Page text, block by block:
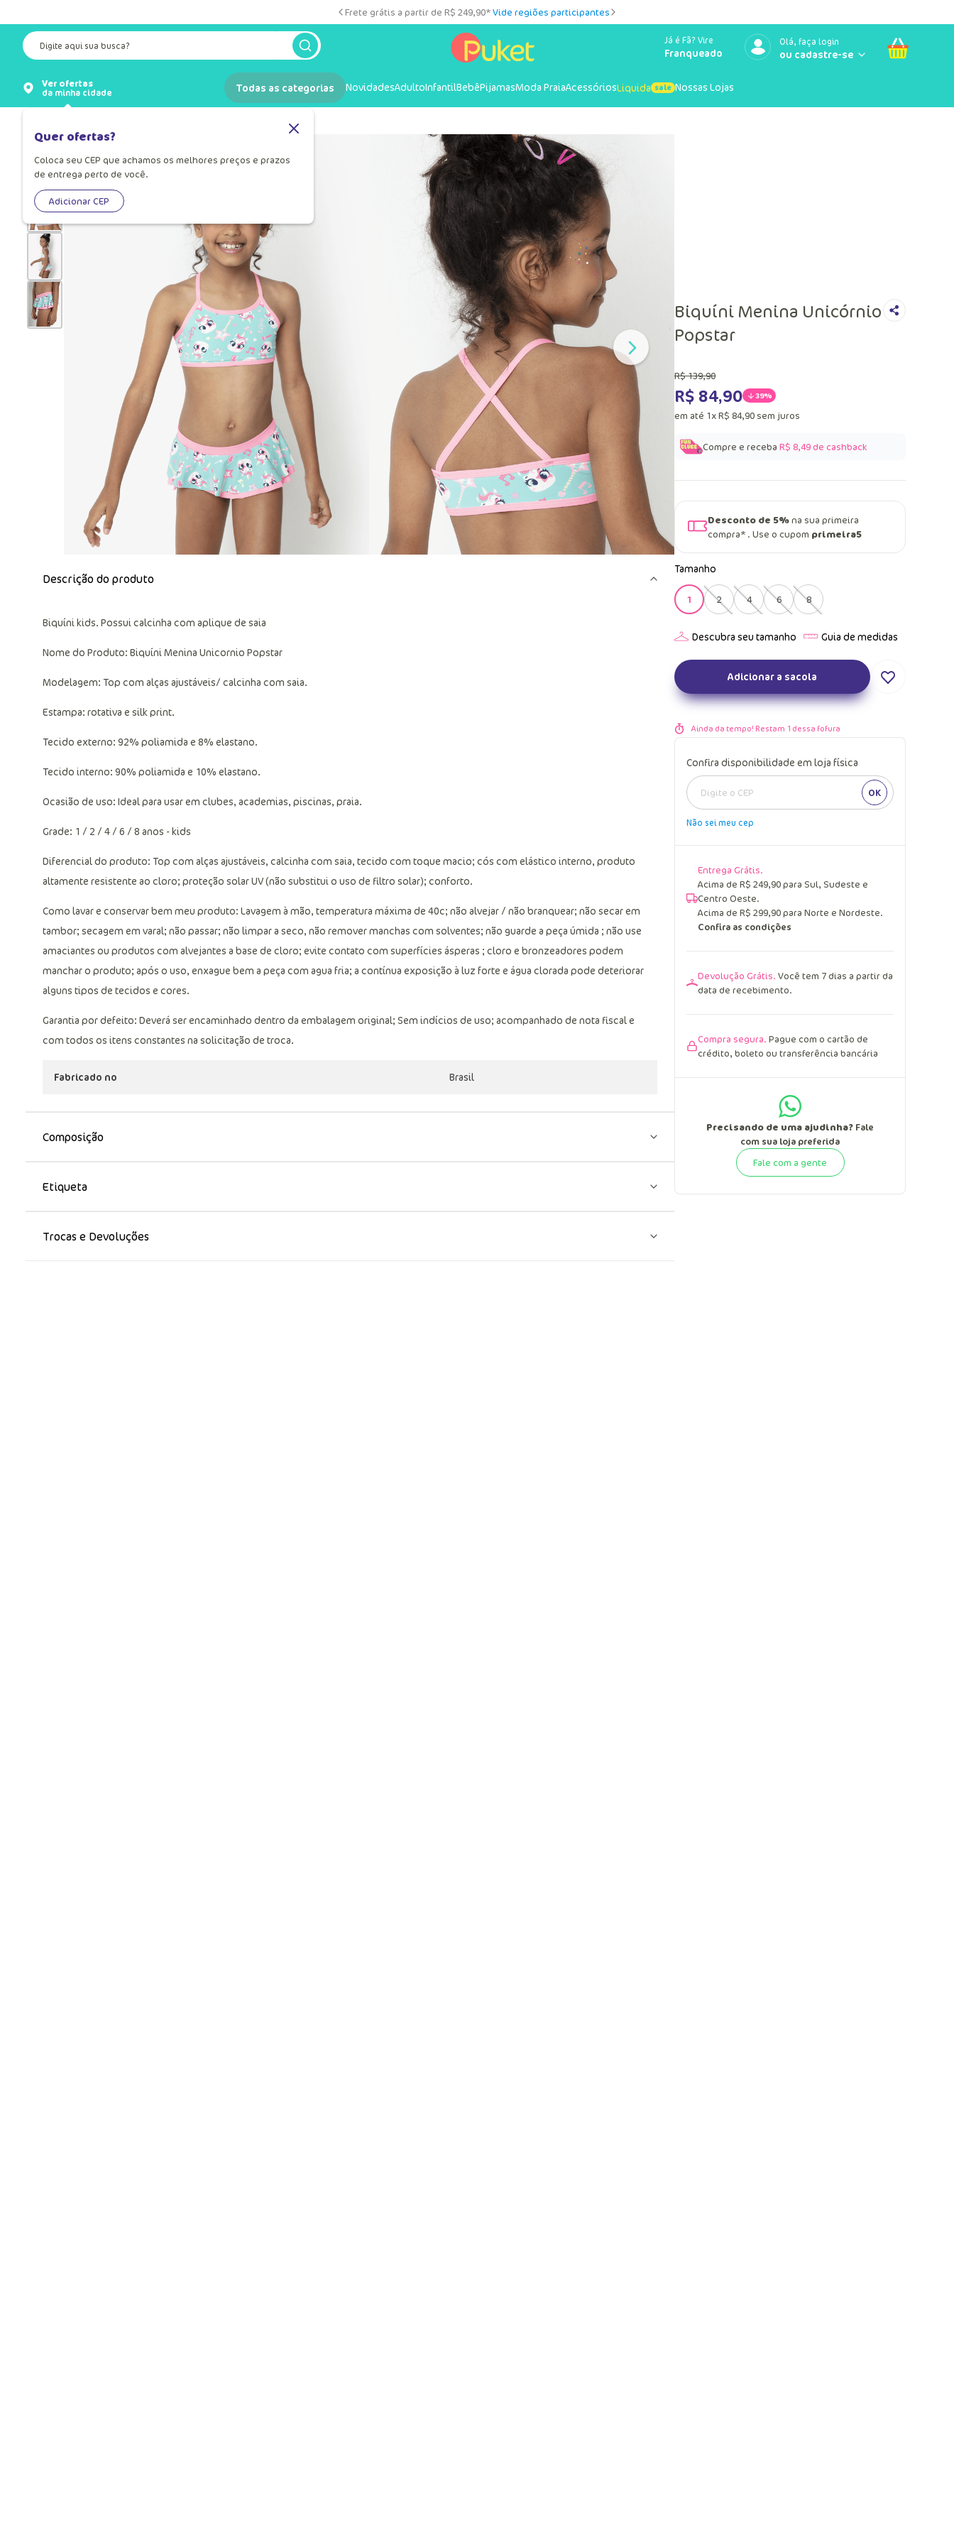
Frete grátis a partir de R$ 249,90*Vide regiões participantes
Digite aqui sua busca? Já é Fã? Vire
Franqueado
Olá, faça login
Ver ofertas
da minha cidade
Quer ofertas?
Coloca seu CEP que achamos os melhores preços e prazos
de entrega perto de você.
Adicionar CEP
Todas as categorias NovidadesAdultoInfantilBebêPijamasModa PraiaAcessóriosLiquida Nossas Lojas
Descrição do produto
Biquíni kids. Possui calcinha com aplique de saia
Nome do Produto: Biquíni Menina Unicornio Popstar
Modelagem: Top com alças ajustáveis/ calcinha com saia.
Estampa: rotativa e silk print.
Tecido externo: 92% poliamida e 8% elastano.
Tecido interno: 90% poliamida e 10% elastano.
Ocasião de uso: Ideal para usar em clubes, academias, piscinas, praia.
Grade: 1 / 2 / 4 / 6 / 8 anos - kids
Diferencial do produto: Top com alças ajustáveis, calcinha com saia, tecido com toque macio; cós com elástico interno, produto
altamente resistente ao cloro; proteção solar UV (não substitui o uso de filtro solar); conforto.
Como lavar e conservar bem meu produto: Lavagem à mão, temperatura máxima de 40c; não alvejar / não branquear; não secar em
tambor; secagem em varal; não passar; não limpar a seco, não remover manchas com solventes; não guarde a peça úmida ; não use
amaciantes ou produtos com alvejantes a base de cloro; evite contato com superfícies ásperas ; cloro e bronzeadores podem
manchar o produto; após o uso, enxague bem a peça com agua fria; a contínua exposição à luz forte e água clorada pode deteriorar
alguns tipos de tecidos e cores.
Garantia por defeito: Deverá ser encaminhado dentro da embalagem original; Sem indícios de uso; acompanhado de nota fiscal e
com todos os itens constantes na solicitação de troca.
Fabricado no Brasil
Composição
Etiqueta
Trocas e Devoluções
Biquíni Menina Unicórnio
Popstar
R$139,90
R$ 84,90 39%
em até 1xR$ 84,90 sem juros
Compre e receba R$ 8,49de cashback
Desconto de 5%na sua primeira
compra* . Use o cupom primeira5
Tamanho
1 2 4 6 8
Adicionar a sacola
Ainda da tempo! Restam 1 dessa fofura
Confira disponibilidade em loja física
OK
Não sei meu cep
Entrega Grátis.
Acima de R$ 249,90 para Sul, Sudeste e
Centro Oeste.
Acima de R$ 299,90 para Norte e Nordeste.
Confira as condições
Devolução Grátis. Você tem 7 dias a partir da
data de recebimento.
Compra segura. Pague com o cartão de
crédito, boleto ou transferência bancária
Precisando de uma ajudinha? Fale
com sua loja preferida
Fale com a gente